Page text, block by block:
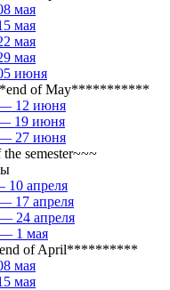
мая
мая
мая
мая
июня
of May***********
12 июня
19 июня
27 июня
semester~~~
10 апреля
17 апреля
24 апреля
— 1 мая
of April**********
мая
мая